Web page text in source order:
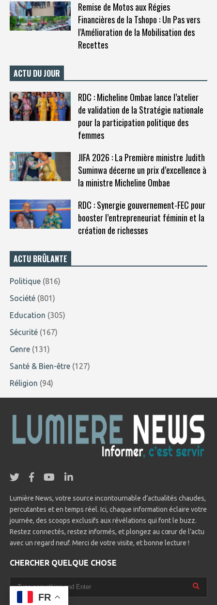
Remise de Motos aux Régies
Financières de la Tshopo : Un Pas vers
l’Amélioration de la Mobilisation des
Recettes
ACTU DU JOUR
RDC : Micheline Ombae lance l’atelier
de validation de la Stratégie nationale
pour la participation politique des
femmes
JIFA 2026 : La Première ministre Judith
Suminwa décerne un prix d’excellence à
la ministre Micheline Ombae
RDC : Synergie gouvernement-FEC pour
booster l’entrepreneuriat féminin et la
création de richesses
ACTU BRÛLANTE
Politique (816)
Société (801)
Education (305)
Sécurité (167)
Genre (131)
Santé & Bien-être (127)
Réligion (94)
Lumière News, votre source incontournable d’actualités chaudes,
percutantes et en temps réel. Ici, chaque information éclaire votre
journée, des scoops exclusifs aux révélations qui font le buzz.
Restez connectés, restez informés, et plongez au cœur de l’actu
avec un regard neuf. Merci de votre visite, et bonne lecture !
CHERCHER QUELQUE CHOSE
FR